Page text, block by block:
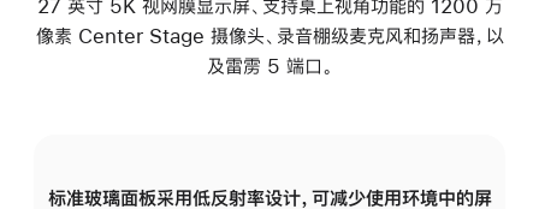
27 英寸 5K 视网膜显示屏、支持桌上视角功能的 1200 万
像素 Center Stage 摄像头、录音棚级麦克风和扬声器，以
及雷雳 5 端口。
标准玻璃面板采用低反射率设计，可减少使用环境中的屏